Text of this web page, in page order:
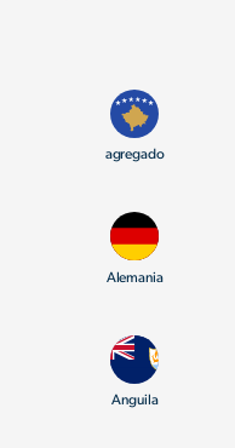
agregado
Alemania
Anguila